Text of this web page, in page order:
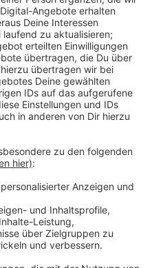
bereits für
Millionen Spotify-
Guetta zudem im
seiner Kollaboration
And I, die mittlerweile
hat.
einer „25th Anniversary
Platz 1 erreichte und